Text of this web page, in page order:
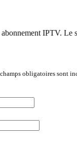
IPTV. Le
obligatoires sont